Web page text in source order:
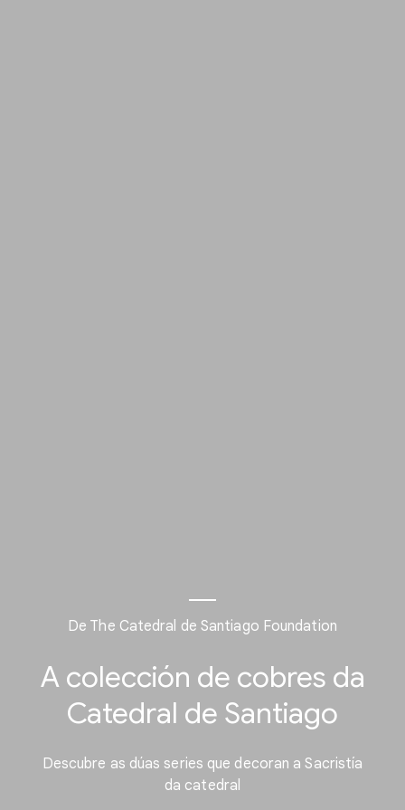
De The Catedral de Santiago Foundation
A colección de cobres da
Catedral de Santiago
Descubre as dúas series que decoran a Sacristía
da catedral